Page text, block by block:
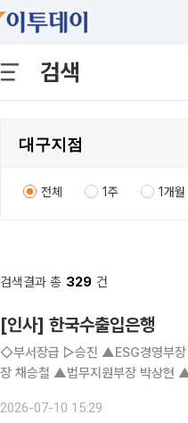
검색
전체 1주 1개월
검색결과 총 329 건
[인사] 한국수출입은행
◇부서장급 ▷승진 ▲ESG경영부장 양혜영 ▲투자금융부장 김태범 ▲자금운용실장 양동철 ▲MDB사업부장 하원석 ▲남북기금사업1부
장 채승철 ▲법무지원부장 박상현
2026-07-10 15:29